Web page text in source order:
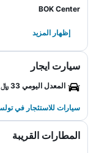
BOK Center
إظهار المزيد
سيارت ايجار
المعدل اليومي 33 ﷼
سيارات للاستئجار في
المطارات القريبة